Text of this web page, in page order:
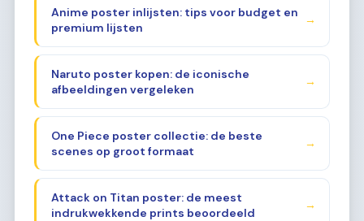
Anime poster inlijsten: tips voor budget en
premium lijsten
→
Naruto poster kopen: de iconische
afbeeldingen vergeleken
→
One Piece poster collectie: de beste
scenes op groot formaat
→
Attack on Titan poster: de meest
indrukwekkende prints beoordeeld
→